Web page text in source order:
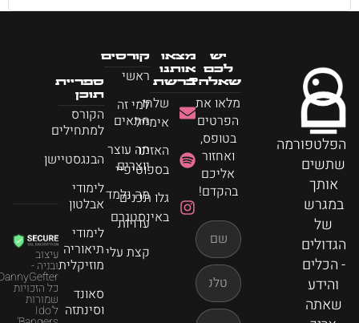
הפלטפורמה
שתשים
אותך
במגרש
של
הגדולים
- הכלים
והידע
שאתה
קורסים
ראשי
למי זה
מתאים
מה עוצר
יוצרים
מה נלמד
עדויות
קצת עלי
ספריית
תוכן
הקורס
למתחילים
הבנגסטיישן
לימודי
אבלטון
לימודי
תיאוריה
מוזיקלית
סאונד
וסינתזה
מצאו
אותנו
ברשת
שלחו
אימייל
האזינו
בספוטיפיי
גלו תכנים
באינסטגרם
יש
לכם
שאלה?
מלאו את
הפרטים
בטופס,
ואחזור
אליכם
בהקדם!
כל הזכויות
שמורות
ל'Ido
עיצוב
ובניה -
DannyGefter